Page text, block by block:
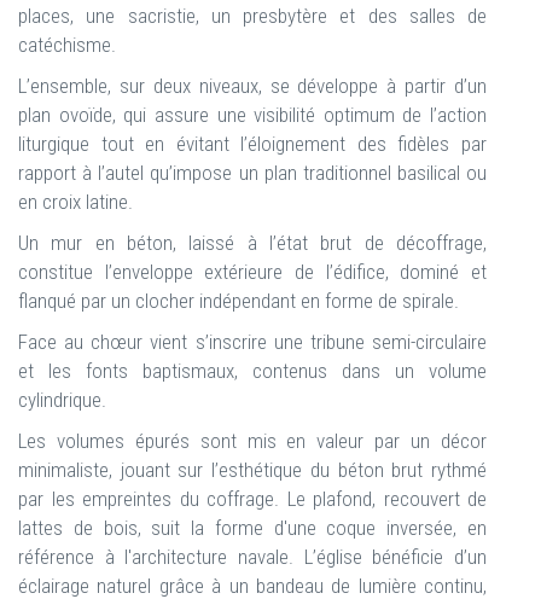
places, une sacristie, un presbytère et des salles de
catéchisme.
L’ensemble, sur deux niveaux, se développe à partir d’un
plan ovoïde, qui assure une visibilité optimum de l’action
liturgique tout en évitant l’éloignement des fidèles par
rapport à l’autel qu’impose un plan traditionnel basilical ou
en croix latine.
Un mur en béton, laissé à l’état brut de décoffrage,
constitue l’enveloppe extérieure de l’édifice, dominé et
flanqué par un clocher indépendant en forme de spirale.
Face au chœur vient s’inscrire une tribune semi-circulaire
et les fonts baptismaux, contenus dans un volume
cylindrique.
Les volumes épurés sont mis en valeur par un décor
minimaliste, jouant sur l’esthétique du béton brut rythmé
par les empreintes du coffrage. Le plafond, recouvert de
lattes de bois, suit la forme d'une coque inversée, en
référence à l'architecture navale. L’église bénéficie d’un
éclairage naturel grâce à un bandeau de lumière continu,